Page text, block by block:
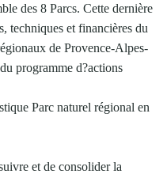
des 8 Parcs. Cette dernière
techniques et financières du
de Provence-Alpes-
programme d?actions
Parc naturel régional en
et de consolider la